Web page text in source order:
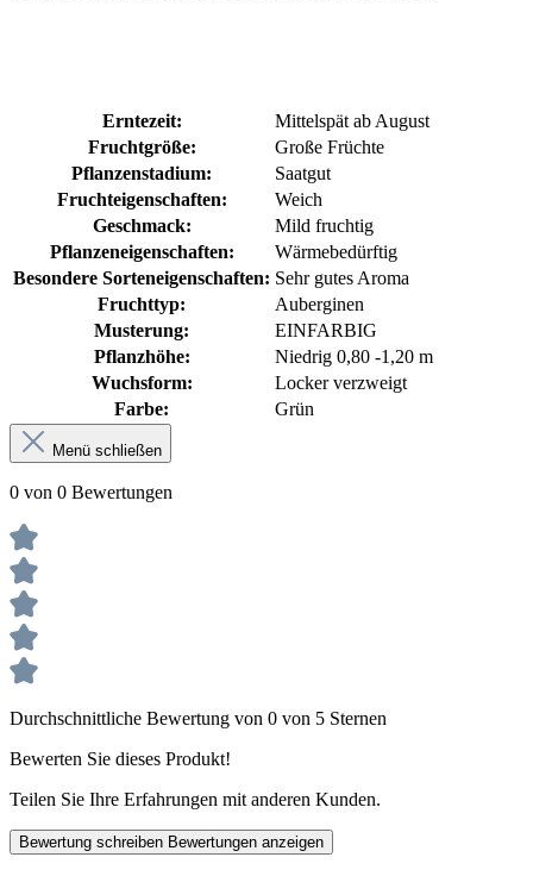
Erntezeit:
Mittelspät ab August
Fruchtgröße:
Große Früchte
Pflanzenstadium:
Saatgut
Fruchteigenschaften:
Weich
Geschmack:
Mild fruchtig
Pflanzeneigenschaften:
Wärmebedürftig
Besondere Sorteneigenschaften: Sehr gutes Aroma
Fruchttyp:
Auberginen
Musterung:
EINFARBIG
Pflanzhöhe:
Niedrig 0,80 -1,20 m
Wuchsform:
Locker verzweigt
Farbe:
Grün
Menü schließen
0 von 0 Bewertungen
Durchschnittliche Bewertung von 0 von 5 Sternen
Bewerten Sie dieses Produkt!
Teilen Sie Ihre Erfahrungen mit anderen Kunden.
Bewertung schreiben Bewertungen anzeigen